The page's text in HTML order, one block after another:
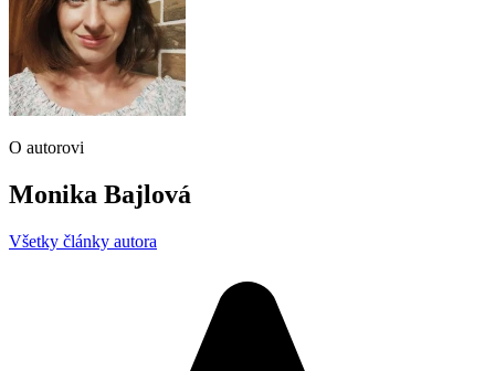
O autorovi
Monika Bajlová
Všetky články autora